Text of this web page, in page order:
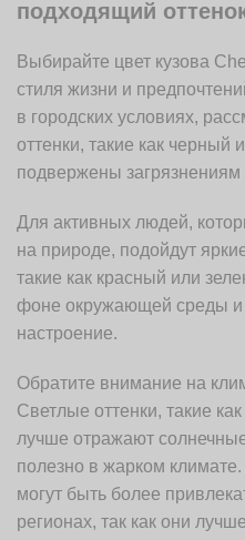
подходящий
Выбирайте цвет кузова
стиля жизни и
в городских условиях,
оттенки, такие как
подвержены
Для активных людей,
на природе, подойдут
такие как красный или
фоне окружающей среды и
настроение.
Обратите внимание на
Светлые оттенки, такие
лучше отражают
полезно в жарком
могут быть более
регионах, так как они